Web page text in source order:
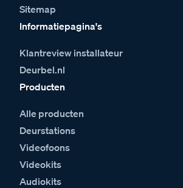
Sitemap
Informatiepagina's
Klantreview installateur
Deurbel.nl
Producten
Alle producten
Deurstations
Videofoons
Videokits
Audiokits